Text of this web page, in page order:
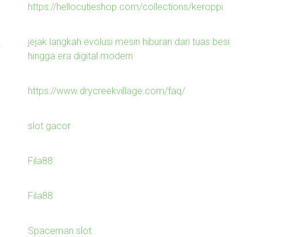
https://hellocutieshop.com/collections/keroppi
jejak langkah evolusi mesin hiburan dari tuas besi
hingga era digital modern
https://www.drycreekvillage.com/faq/
slot gacor
Fila88
Fila88
Spaceman slot